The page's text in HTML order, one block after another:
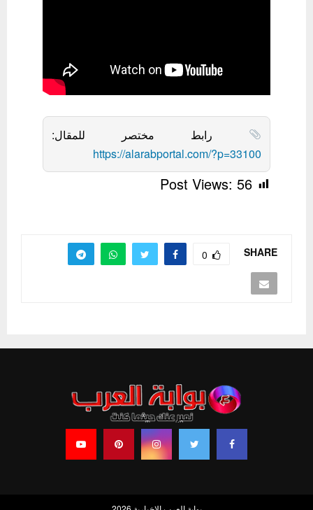
رابط مختصر للمقال:
https://alarabportal.com/?p=33100
Post Views: 56
SHARE
0